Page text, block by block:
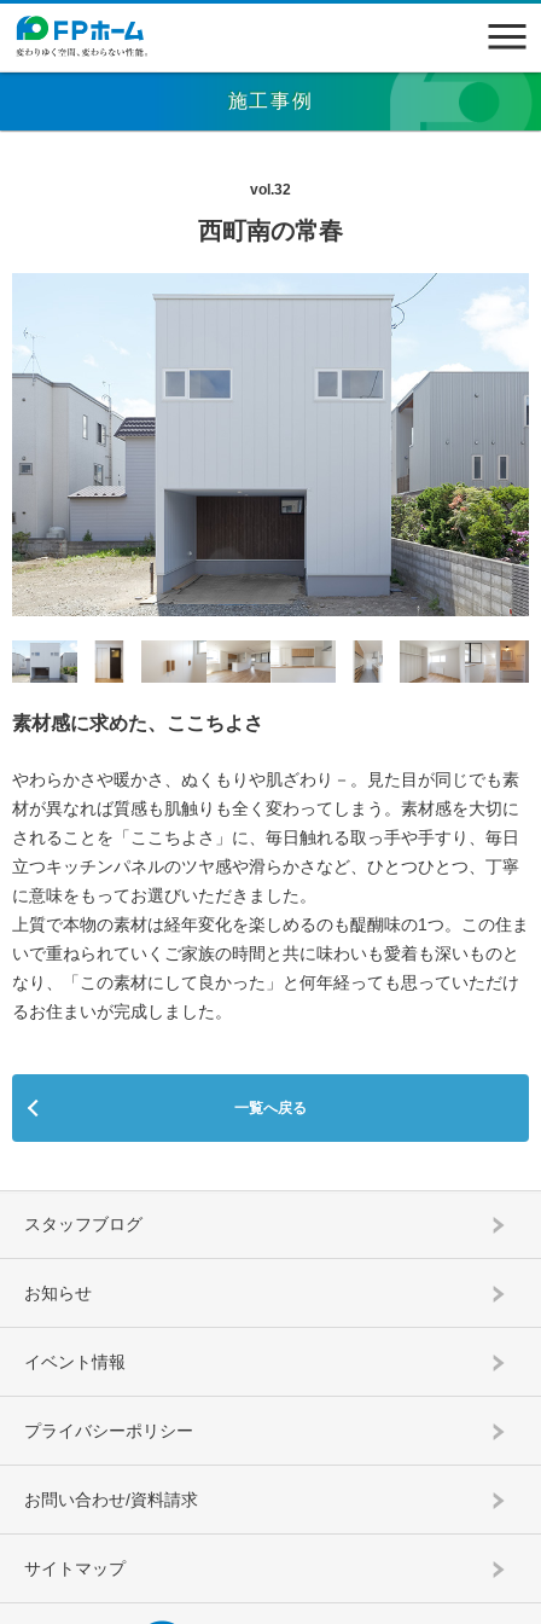
施工事例
vol.32
西町南の常春
素材感に求めた、ここちよさ
やわらかさや暖かさ、ぬくもりや肌ざわり－。見た目が同じでも素
材が異なれば質感も肌触りも全く変わってしまう。素材感を大切に
されることを「ここちよさ」に、毎日触れる取っ手や手すり、毎日
立つキッチンパネルのツヤ感や滑らかさなど、ひとつひとつ、丁寧
に意味をもってお選びいただきました。
上質で本物の素材は経年変化を楽しめるのも醍醐味の1つ。この住ま
いで重ねられていくご家族の時間と共に味わいも愛着も深いものと
なり、「この素材にして良かった」と何年経っても思っていただけ
るお住まいが完成しました。
一覧へ戻る
スタッフブログ
お知らせ
イベント情報
プライバシーポリシー
お問い合わせ/資料請求
サイトマップ